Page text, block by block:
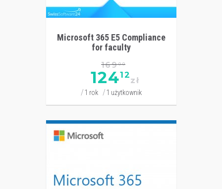
Microsoft 365 E5 Compliance
for faculty
16900
12412
zł
1 rok 1 użytkownik